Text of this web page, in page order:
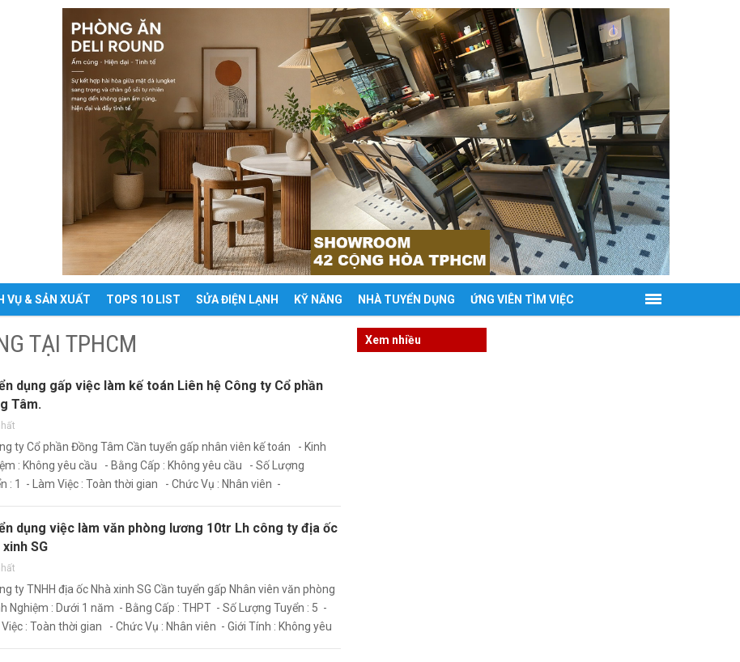
VỤ & SẢN XUẤT TOPS 10 LIST SỬA ĐIỆN LẠNH KỸ NĂNG NHÀ TUYỂN DỤNG ỨNG VIÊN TÌM VIỆC
TẠI TPHCM
dụng gấp việc làm kế toán Liên hệ Công ty Cổ phần
Tâm.
ty Cổ phần Đồng Tâm Cần tuyển gấp nhân viên kế toán - Kinh
: Không yêu cầu - Bằng Cấp : Không yêu cầu - Số Lượng
: 1 - Làm Việc : Toàn thời gian - Chức Vụ : Nhân viên -
dụng việc làm văn phòng lương 10tr Lh công ty địa ốc
xinh SG
ty TNHH địa ốc Nhà xinh SG Cần tuyển gấp Nhân viên văn phòng
Nghiệm : Dưới 1 năm - Bằng Cấp : THPT - Số Lượng Tuyển : 5 -
Việc : Toàn thời gian - Chức Vụ : Nhân viên - Giới Tính : Không yêu
Xem nhiều